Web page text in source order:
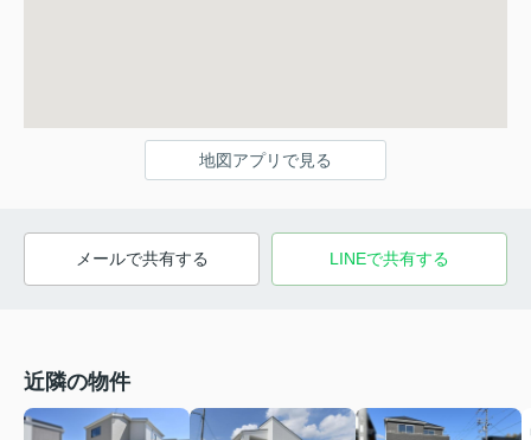
地図アプリで見る
メールで共有する LINEで共有する
近隣の物件